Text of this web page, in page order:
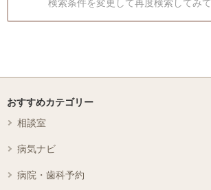
検索条件を変更して再度検索してみて
おすすめカテゴリー
相談室
病気ナビ
病院・歯科予約